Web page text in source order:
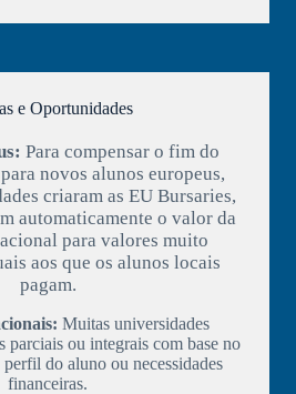
e Oportunidades
Para compensar o fim do
novos alunos europeus,
criaram as EU Bursaries,
automaticamente o valor da
para valores muito
aos que os alunos locais
pagam.
Muitas universidades
parciais ou integrais com base no
do aluno ou necessidades
financeiras.